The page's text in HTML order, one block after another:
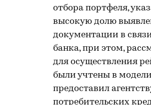
отбора портфеля,
высокую долю
документации в
банка, при этом,
для осуществления
были учтены в
предоставил
потребительских